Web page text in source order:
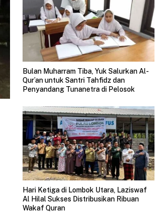
Bulan Muharram Tiba, Yuk Salurkan Al-
Qur’an untuk Santri Tahfidz dan
Penyandang Tunanetra di Pelosok
Hari Ketiga di Lombok Utara, Laziswaf
Al Hilal Sukses Distribusikan Ribuan
Wakaf Quran